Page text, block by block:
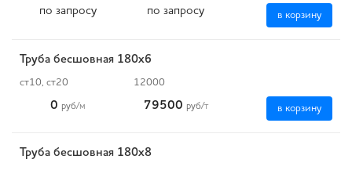
по запросу по запросу в корзину
Труба бесшовная 180х6
ст10, ст20 12000
0 руб/м 79500 руб/т в корзину
Труба бесшовная 180х8